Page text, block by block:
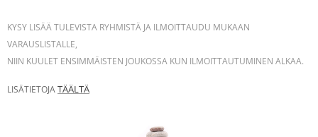
KYSY LISÄÄ TULEVISTA RYHMISTÄ JA ILMOITTAUDU MUKAAN
VARAUSLISTALLE,
NIIN KUULET ENSIMMÄISTEN JOUKOSSA KUN ILMOITTAUTUMINEN ALKAA.
LISÄTIETOJATÄÄLTÄ